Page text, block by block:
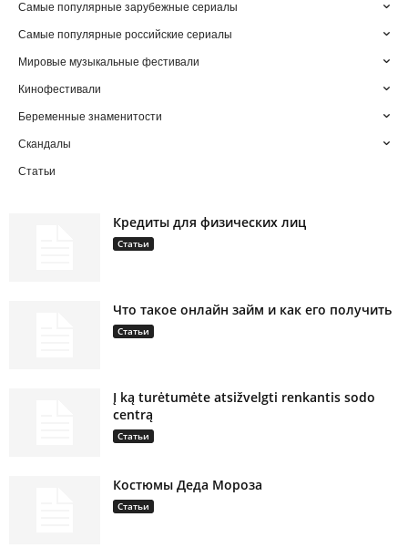
Самые популярные зарубежные сериалы
Самые популярные российские сериалы
Мировые музыкальные фестивали
Кинофестивали
Беременные знаменитости
Скандалы
Статьи
Кредиты для физических лиц
Статьи
Что такое онлайн займ и как его получить
Статьи
Į ką turėtumėte atsižvelgti renkantis sodo
centrą
Статьи
Костюмы Деда Мороза
Статьи